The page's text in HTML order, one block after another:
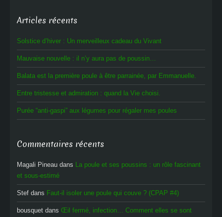
Articles récents
Solstice d’hiver : Un merveilleux cadeau du Vivant
Mauvaise nouvelle : il n’y aura pas de poussin…
Balata est la première poule à être parrainée, par Emmanuelle.
Entre tristesse et admiration : quand la Vie choisi.
Purée “anti-gaspi” aux légumes pour régaler mes poules
Commentaires récents
Magali Pineau dans La poule et ses poussins : un rôle fascinant
et sous-estimé
Stef dans Faut-il isoler une poule qui couve ? (CPAP #4)
bousquet dans Œil fermé, infection… Comment elles se sont